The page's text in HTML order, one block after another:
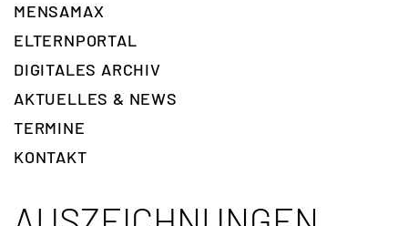
MENSAMAX
ELTERNPORTAL
DIGITALES ARCHIV
AKTUELLES & NEWS
TERMINE
KONTAKT